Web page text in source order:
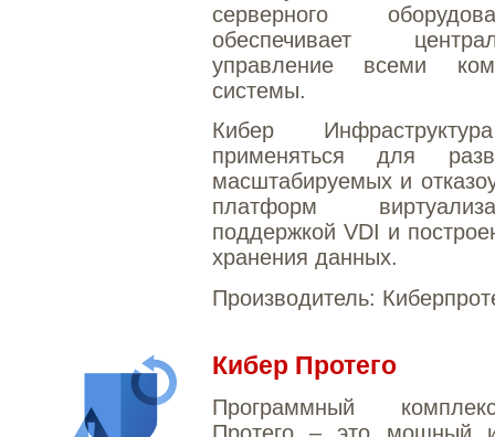
серверного
обеспечивает
управление всеми
системы.
Кибер
применяться для
масштабируемых и
платформ
поддержкой VDI и
хранения данных.
Производитель:
Кибер Протего
Программный